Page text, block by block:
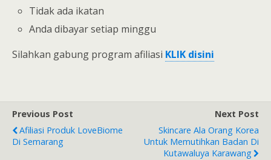
Tidak ada ikatan
Anda dibayar setiap minggu
Silahkan gabung program afiliasi KLIK disini
Previous Post
Afiliasi Produk LoveBiome
Di Semarang
Next Post
Skincare Ala Orang Korea
Untuk Memutihkan Badan Di
Kutawaluya Karawang